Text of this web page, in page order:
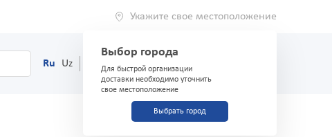
Укажите свое местоположение
Выбор города
Для быстрой организации
доставки необходимо уточнить
свое местоположение
Выбрать город
Ru Uz (71) 200-03-03